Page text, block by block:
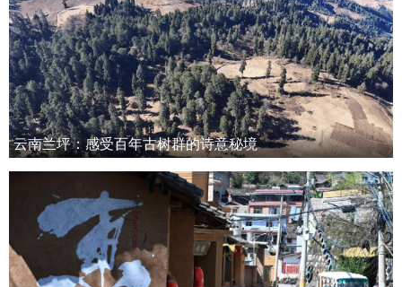
云南兰坪：感受百年古树群的诗意秘境